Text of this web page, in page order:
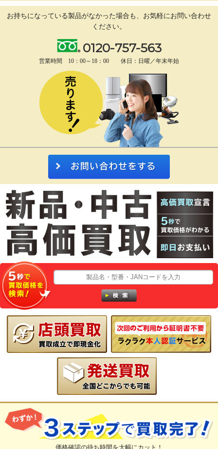
お持ちになっている製品がなかった場合も、 お気軽にお問い合わせ
ください。
0120-757-563
営業時間 10：00～18：00 休日：日曜／年末年始
価格確認の待ち時間を大幅にカット！